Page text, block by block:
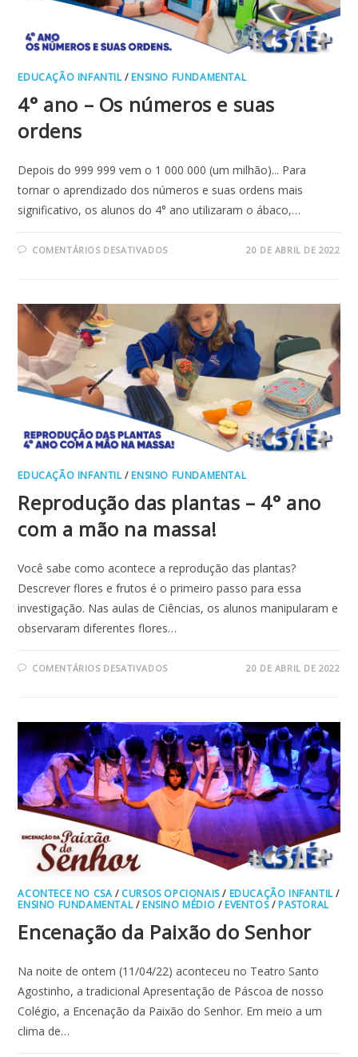
EDUCAÇÃO INFANTIL/ ENSINO FUNDAMENTAL
4° ano – Os números e suas
ordens
Depois do 999 999 vem o 1 000 000 (um milhão)... Para
tornar o aprendizado dos números e suas ordens mais
significativo, os alunos do 4° ano utilizaram o ábaco,…
COMENTÁRIOS DESATIVADOSEM
NÚMEROS
E
SUAS
ORDENS
20 DE ABRIL DE 2022
EDUCAÇÃO INFANTIL/ ENSINO FUNDAMENTAL
Reprodução das plantas – 4° ano
com a mão na massa!
Você sabe como acontece a reprodução das plantas?
Descrever flores e frutos é o primeiro passo para essa
investigação. Nas aulas de Ciências, os alunos manipularam e
observaram diferentes flores…
COMENTÁRIOS DESATIVADOSEM
4°
ANO
COM
A
MÃO
NA
MASSA!
20 DE ABRIL DE 2022
ACONTECE NO CSA / CURSOS OPCIONAIS/ EDUCAÇÃO INFANTIL/
ENSINO FUNDAMENTAL/ ENSINO MÉDIO / EVENTOS/ PASTORAL
Encenação da Paixão do Senhor
Na noite de ontem (11/04/22) aconteceu no Teatro Santo
Agostinho, a tradicional Apresentação de Páscoa de nosso
Colégio, a Encenação da Paixão do Senhor. Em meio a um
clima de…